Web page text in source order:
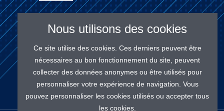
Connexion
Nous utilisons des cookies
Ce site utilise des cookies. Ces derniers peuvent être
nécessaires au bon fonctionnement du site, peuvent
collecter des données anonymes ou être utilisés pour
personnaliser votre expérience de navigation. Vous
pouvez personnaliser les cookies utilisés ou accepter tous
les cookies.